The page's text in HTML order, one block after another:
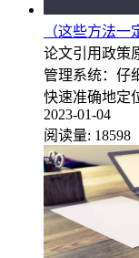
（这些方法一
论文引用政策
管理系统：仔
快速准确地定
2023-01-04
阅读量: 18598